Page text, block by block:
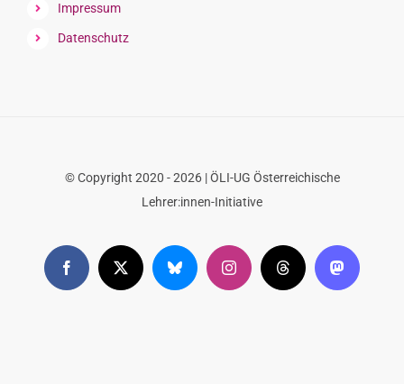
Impressum
Datenschutz
© Copyright 2020 - 2026 | ÖLI-UG Österreichische
Lehrer:innen-Initiative